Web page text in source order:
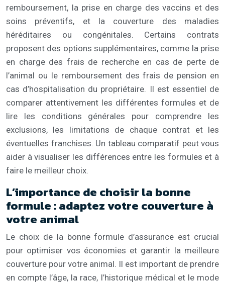
remboursement, la prise en charge des vaccins et des
soins préventifs, et la couverture des maladies
héréditaires ou congénitales. Certains contrats
proposent des options supplémentaires, comme la prise
en charge des frais de recherche en cas de perte de
l’animal ou le remboursement des frais de pension en
cas d’hospitalisation du propriétaire. Il est essentiel de
comparer attentivement les différentes formules et de
lire les conditions générales pour comprendre les
exclusions, les limitations de chaque contrat et les
éventuelles franchises. Un tableau comparatif peut vous
aider à visualiser les différences entre les formules et à
faire le meilleur choix.
L’importance de choisir la bonne
formule : adaptez votre couverture à
votre animal
Le choix de la bonne formule d’assurance est crucial
pour optimiser vos économies et garantir la meilleure
couverture pour votre animal. Il est important de prendre
en compte l’âge, la race, l’historique médical et le mode